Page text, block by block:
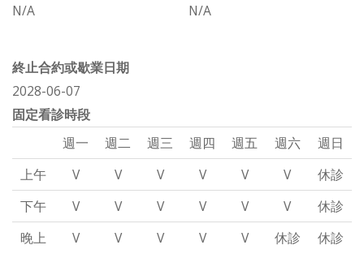
N/A
N/A
終止合約或歇業日期
2028-06-07
固定看診時段
週一
週二 週三 週四 週五 週六
週日
上午
V V V V V V
休診
下午
V V V V V V
休診
晚上
V V V V V 休診 休診